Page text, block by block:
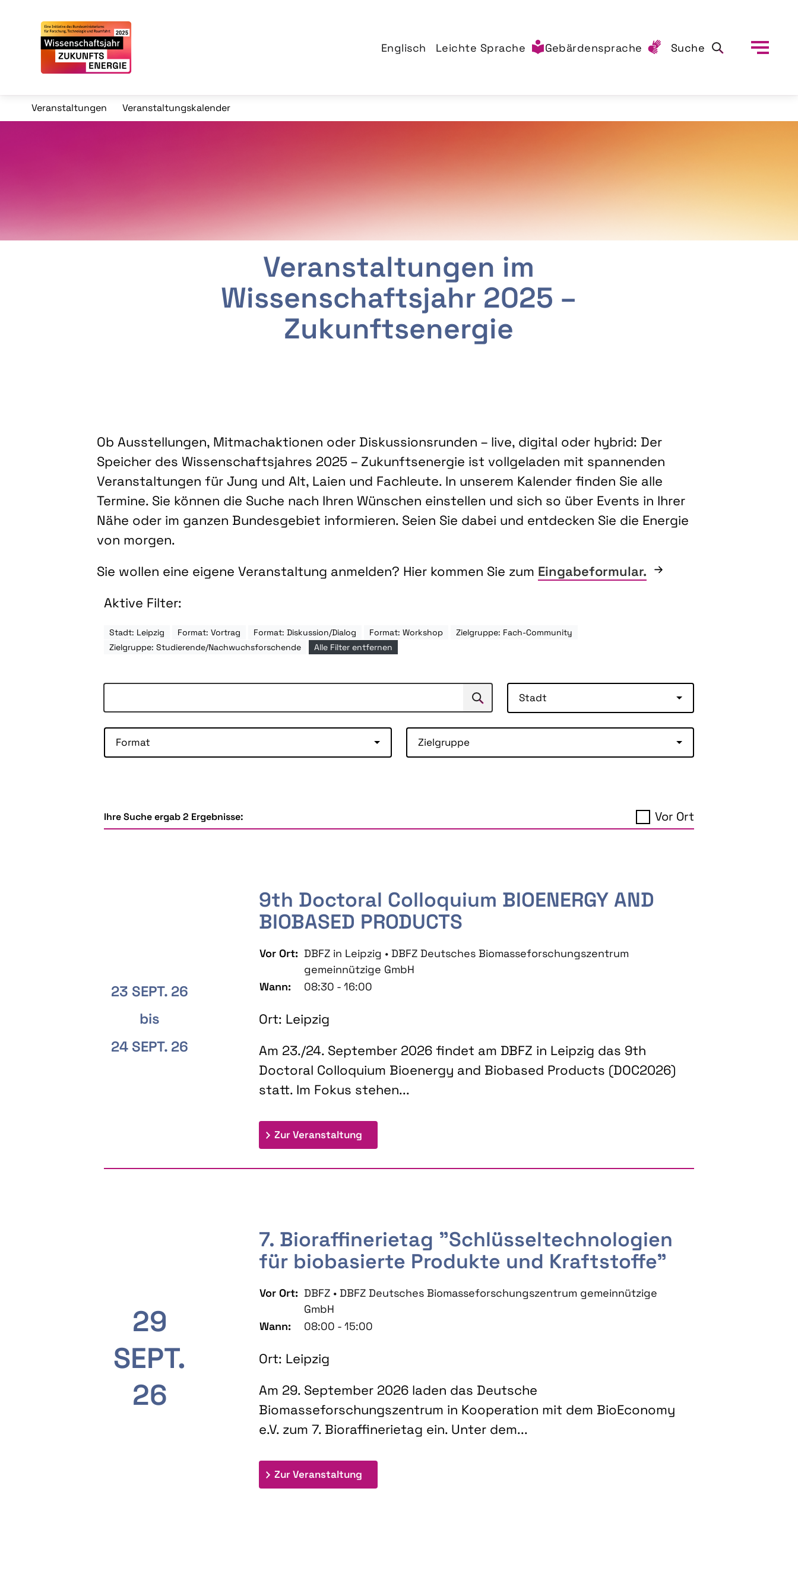
Englisch Leichte Sprache Gebärdensprache Suche
Veranstaltungen Veranstaltungskalender
Veranstaltungen im
Wissenschaftsjahr 2025 –
Zukunftsenergie
Ob Ausstellungen, Mitmachaktionen oder Diskussionsrunden – live, digital oder hybrid: Der
Speicher des Wissenschaftsjahres 2025 – Zukunftsenergie ist vollgeladen mit spannenden
Veranstaltungen für Jung und Alt, Laien und Fachleute. In unserem Kalender finden Sie alle
Termine. Sie können die Suche nach Ihren Wünschen einstellen und sich so über Events in Ihrer
Nähe oder im ganzen Bundesgebiet informieren. Seien Sie dabei und entdecken Sie die Energie
von morgen.
Sie wollen eine eigene Veranstaltung anmelden? Hier kommen Sie zum Eingabeformular.
Aktive Filter:
Stadt: Leipzig Format: Vortrag Format: Diskussion/Dialog Format: Workshop
Zielgruppe: Fach-Community
Zielgruppe: Studierende/Nachwuchsforschende
Alle Filter entfernen
Suchen Stadt
Format Zielgruppe
Ihre Suche ergab 2 Ergebnisse: Vor Ort
23 SEPT. 26
bis
24 SEPT. 26
9th Doctoral Colloquium BIOENERGY AND
BIOBASED PRODUCTS
Vor Ort: DBFZ in Leipzig • DBFZ Deutsches Biomasseforschungszentrum
gemeinnützige GmbH
Wann:
08:30 - 16:00
Ort: Leipzig
Am 23./24. September 2026 findet am DBFZ in Leipzig das 9th
Doctoral Colloquium Bioenergy and Biobased Products (DOC2026)
statt. Im Fokus stehen...
Zur Veranstaltung: 9th Doctoral Colloquium BIOENERGY AND BIOBASED PRODUCTS
29
SEPT.
26
7. Bioraffinerietag "Schlüsseltechnologien
für biobasierte Produkte und Kraftstoffe"
Vor Ort: DBFZ • DBFZ Deutsches Biomasseforschungszentrum gemeinnützige
GmbH
Wann:
08:00 - 15:00
Ort: Leipzig
Am 29. September 2026 laden das Deutsche
Biomasseforschungszentrum in Kooperation mit dem BioEconomy
e.V. zum 7. Bioraffinerietag ein. Unter dem...
Zur Veranstaltung: 7. Bioraffinerietag "Schlüsseltechnologien für biobasierte Produkte und Kraftstoffe"